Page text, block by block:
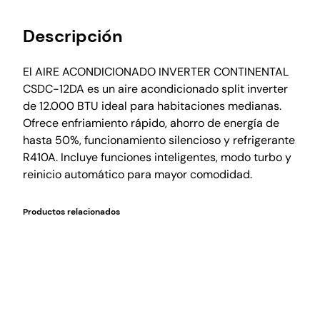
Descripción
El AIRE ACONDICIONADO INVERTER CONTINENTAL
CSDC-12DA es un aire acondicionado split inverter
de 12.000 BTU ideal para habitaciones medianas.
Ofrece enfriamiento rápido, ahorro de energía de
hasta 50%, funcionamiento silencioso y refrigerante
R410A. Incluye funciones inteligentes, modo turbo y
reinicio automático para mayor comodidad.
Productos relacionados